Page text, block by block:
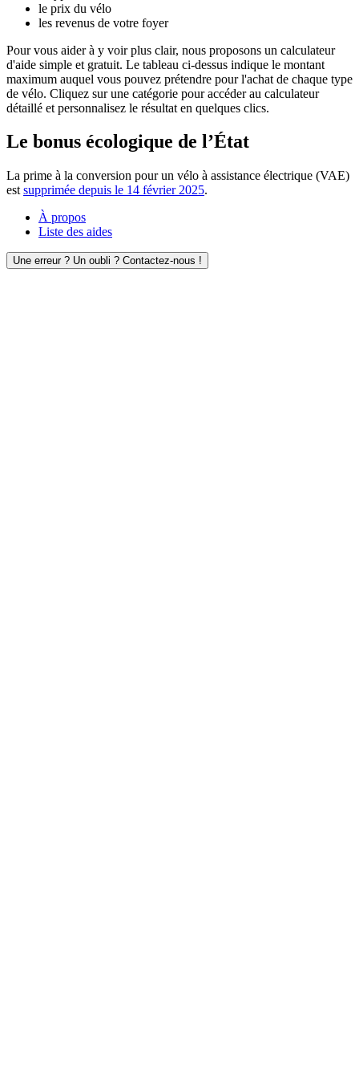
le prix du vélo
les revenus de votre foyer
Pour vous aider à y voir plus clair, nous proposons un calculateur
d'aide simple et gratuit. Le tableau ci-dessus indique le montant
maximum auquel vous pouvez prétendre pour l'achat de chaque type
de vélo. Cliquez sur une catégorie pour accéder au calculateur
détaillé et personnalisez le résultat en quelques clics.
Le bonus écologique de l’État
La prime à la conversion pour un vélo à assistance électrique (VAE)
est supprimée depuis le 14 février 2025.
À propos
Liste des aides
Une erreur ? Un oubli ? Contactez-nous !